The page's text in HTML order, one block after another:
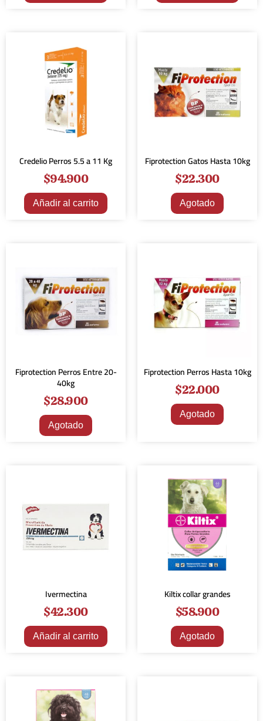
Credelio Perros 5.5 a 11 Kg
$94.900
Añadir al carrito
Fiprotection Gatos Hasta 10kg
$22.300
Agotado
Fiprotection Perros Entre 20-
40kg
$28.900
Agotado
Fiprotection Perros Hasta 10kg
$22.000
Agotado
Ivermectina
$42.300
Añadir al carrito
Kiltix collar grandes
$58.900
Agotado